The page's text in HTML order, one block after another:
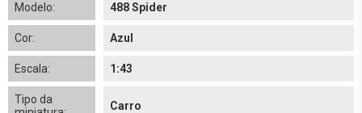
Modelo: 488 Spider
Cor: Azul
Escala: 1:43
Tipo da
Carro